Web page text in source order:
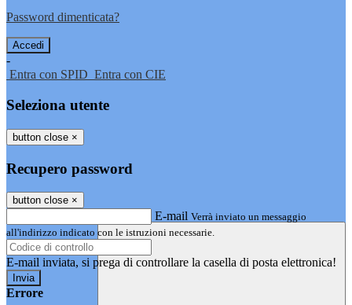
Password dimenticata?
-
Entra con SPID Entra con CIE
Seleziona utente
button close ×
Recupero password
button close ×
E-mail Verrà inviato un messaggio
all'indirizzo indicato con le istruzioni necessarie.
E-mail inviata, si prega di controllare la casella di posta elettronica!
Errore